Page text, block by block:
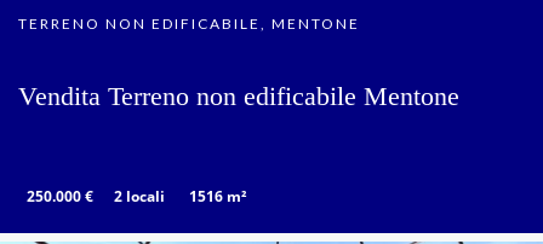
TERRENO NON EDIFICABILE, MENTONE
Vendita Terreno non edificabile Mentone
250.000 € 2 locali 1516 m²